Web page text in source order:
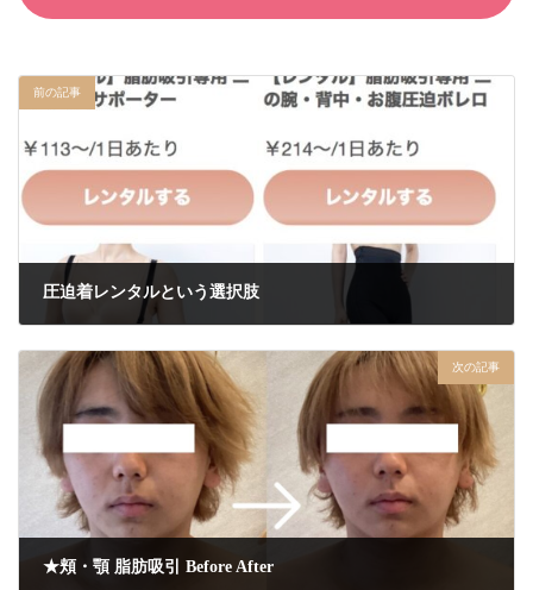
前の記事
圧迫着レンタルという選択肢
次の記事
★頬・顎 脂肪吸引 Before After